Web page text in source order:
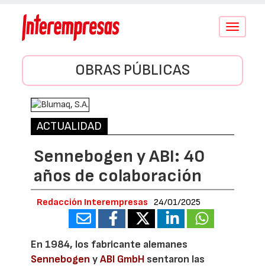
Conmutar
OBRAS PÚBLICAS
ACTUALIDAD
Sennebogen y ABI: 40
años de colaboración
Redacción Interempresas 24/01/2025
En 1984, los fabricante alemanes
Sennebogen yABI GmbH sentaron las